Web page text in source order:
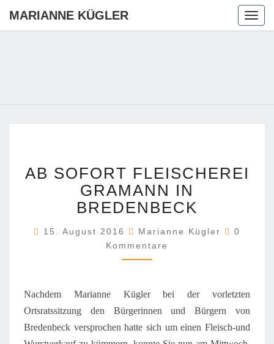
MARIANNE KÜGLER
SOFORT
FLEISCHEREI
GRAMANN
IN
AB SOFORT FLEISCHEREI
GRAMANN IN
BREDENBECK
15. August 2016 Marianne Kügler
0
Kommentare
Nachdem Marianne Kügler bei der vorletzten
Ortsratssitzung den Bürgerinnen und Bürgern von
Bredenbeck versprochen hatte sich um einen Fleisch-und